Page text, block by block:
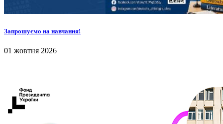
Запрошуємо на навчання!
01 жовтня 2026